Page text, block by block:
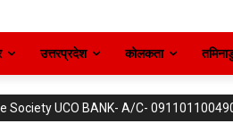
उत्तरप्रदेश कोलकता
UCO BANK- A/C-